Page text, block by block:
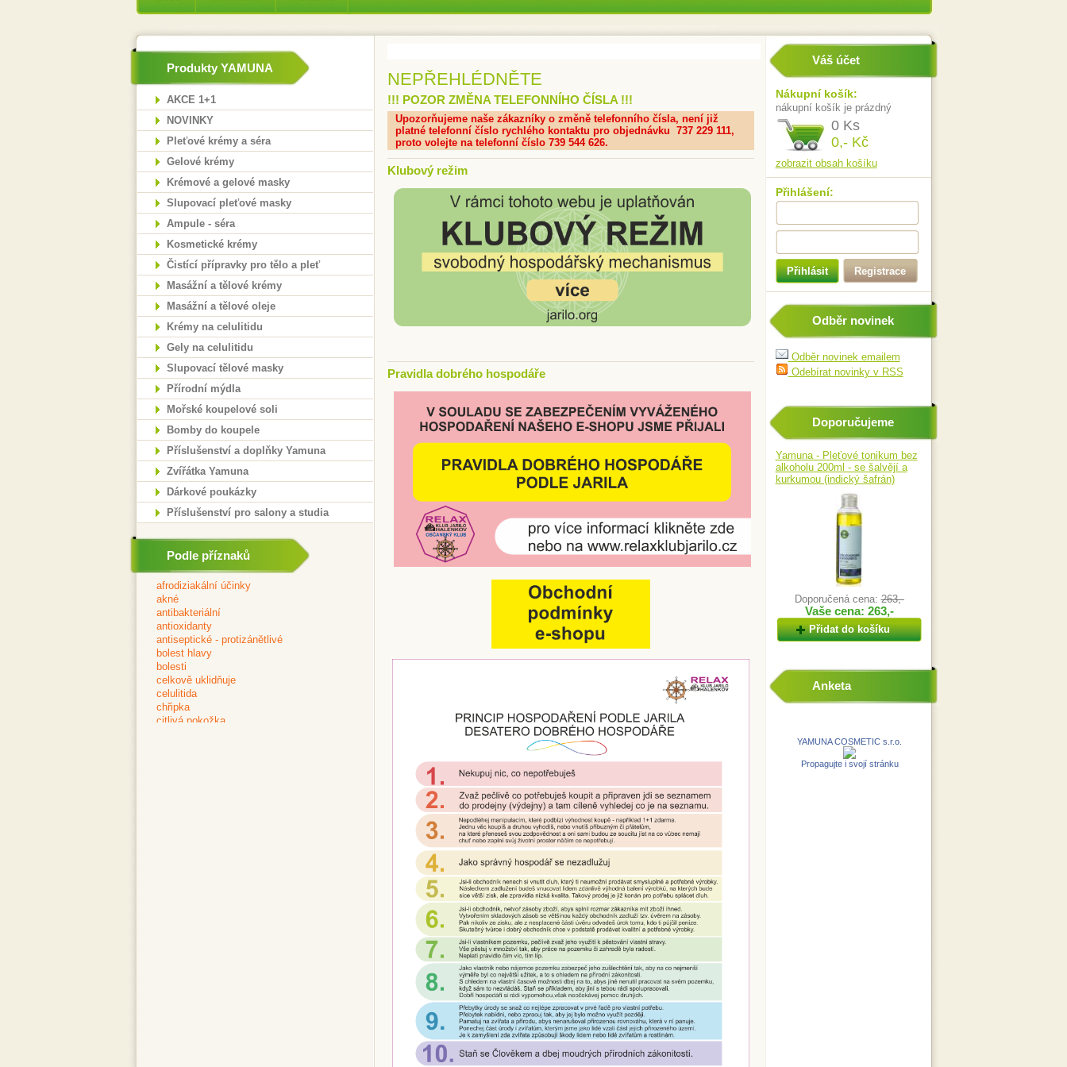
Produkty YAMUNA
AKCE 1+1
NOVINKY
Pleťové krémy a séra
Gelové krémy
Krémové a gelové masky
Slupovací pleťové masky
Ampule - séra
Kosmetické krémy
Čistící přípravky pro tělo a pleť
Masážní a tělové krémy
Masážní a tělové oleje
Krémy na celulitidu
Gely na celulitidu
Slupovací tělové masky
Přírodní mýdla
Mořské koupelové soli
Bomby do koupele
Příslušenství a doplňky Yamuna
Zvířátka Yamuna
Dárkové poukázky
Příslušenství pro salony a studia
Podle příznaků
NEPŘEHLÉDNĚTE
!!! POZOR ZMĚNA TELEFONNÍHO ČÍSLA !!!
Upozorňujeme naše zákazníky o změně telefonního čísla, není již
platné telefonní číslo rychlého kontaktu pro objednávku 737 229 111,
proto volejte na telefonní číslo 739 544 626.
Klubový režim
Pravidla dobrého hospodáře
Váš účet
Nákupní košík:
nákupní košík je prázdný
0 Ks
0,- Kč
zobrazit obsah košíku
Přihlášení:
Přihlásit Registrace
Odběr novinek
Odběr novinek emailem
Odebírat novinky v RSS
Doporučujeme
Yamuna - Pleťové tonikum bez
alkoholu 200ml - se šalvějí a
kurkumou (indický šafrán)
Doporučená cena:263,-
Vaše cena: 263,-
Přidat do košíku
Anketa
YAMUNA COSMETIC s.r.o.
Propagujte i svojí stránku